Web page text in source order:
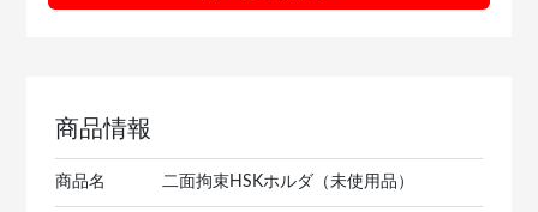
商品情報
商品名 二面拘束HSKホルダ（未使用品）